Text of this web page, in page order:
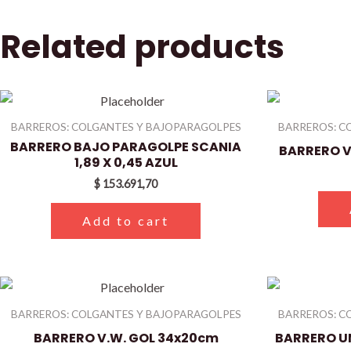
Related products
BARREROS: COLGANTES Y BAJOPARAGOLPES
BARRERO BAJO PARAGOLPE SCANIA
1,89 X 0,45 AZUL
$ 153.691,70
Add to cart
BARREROS:
BARRERO
BARREROS: COLGANTES Y BAJOPARAGOLPES
BARRERO V.W. GOL 34x20cm
BARREROS:
BARRERO